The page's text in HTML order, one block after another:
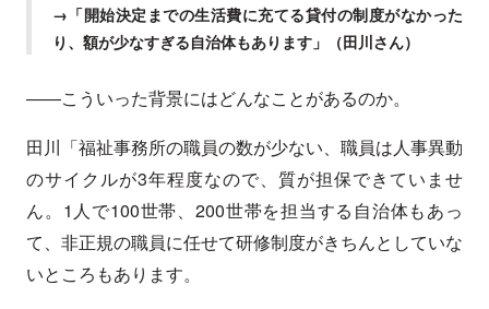
→「開始決定までの生活費に充てる貸付の制度がなかった
り、額が少なすぎる自治体もあります」（田川さん）
――こういった背景にはどんなことがあるのか。
田川「福祉事務所の職員の数が少ない、職員は人事異動
のサイクルが3年程度なので、質が担保できていませ
ん。1人で100世帯、200世帯を担当する自治体もあっ
て、非正規の職員に任せて研修制度がきちんとしていな
いところもあります。